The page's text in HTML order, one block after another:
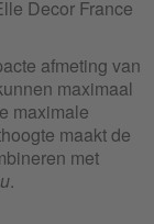
Decor France
afmeting van
maximaal
maximale
maakt de
met
.